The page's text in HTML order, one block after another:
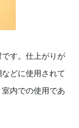
す。仕上がりが
どに使用されて
内での使用であ